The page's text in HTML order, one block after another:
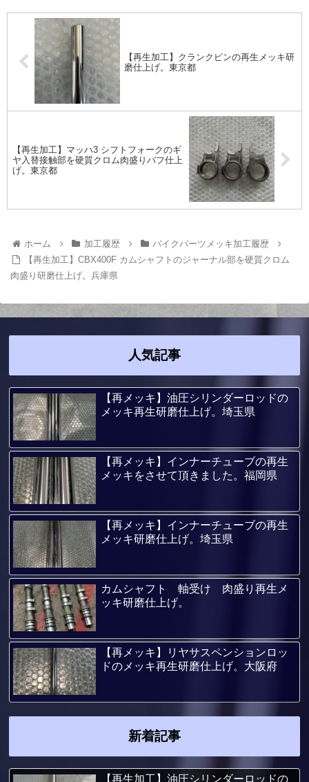
【再生加工】クランクピンの再生メッキ研
磨仕上げ。東京都
【再生加工】マッハ3 シフトフォークのギ
ヤ入替接触部を硬質クロム肉盛りバフ仕上
げ。東京都
ホーム 加工履歴
バイクパーツメッキ加工履歴
【再生加工】CBX400F カムシャフトのジャーナル部を硬質クロム
肉盛り研磨仕上げ。兵庫県
人気記事
【再メッキ】油圧シリンダーロッドの
メッキ再生研磨仕上げ。埼玉県
【再メッキ】インナーチューブの再生
メッキをさせて頂きました。福岡県
【再メッキ】インナーチューブの再生
メッキ研磨仕上げ。埼玉県
カムシャフト 軸受け 肉盛り再生メ
ッキ研磨仕上げ。
【再メッキ】リヤサスペンションロッ
ドのメッキ再生研磨仕上げ。大阪府
新着記事
【再生加工】油圧シリンダーロッドの